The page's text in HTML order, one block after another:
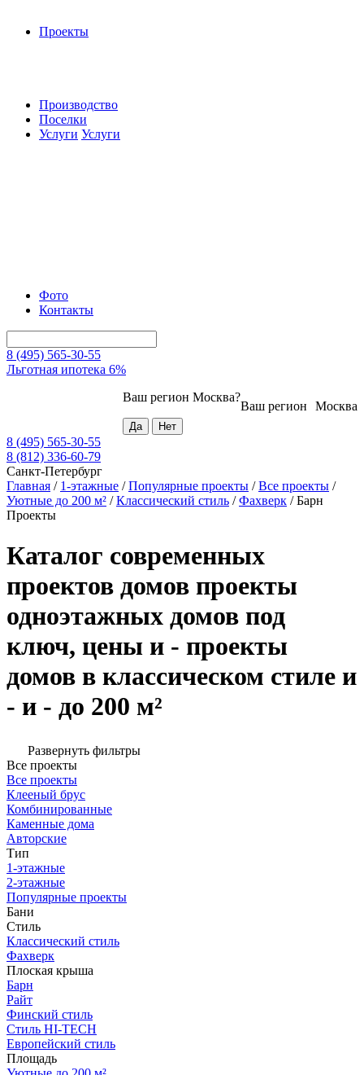
Проекты
Производство
Поселки
Услуги Услуги
Фото
Контакты
8 (495) 565-30-55
Льготная ипотека 6%
Москва
Ваш регион
Ваш регион Москва?
8 (495) 565-30-55
8 (812) 336-60-79
Санкт-Петербург
Главная / 1-этажные /Популярные проекты /Все проекты /
Уютные до 200 м² /Классический стиль /Фахверк /Барн
Проекты
Каталог современных
проектов домов проекты
одноэтажных домов под
ключ, цены и - проекты
домов в классическом стиле и
- и - до 200 м²
Развернуть фильтры
Все проекты
Все проекты
Клееный брус
Комбинированные
Каменные дома
Авторские
Тип
1-этажные
2-этажные
Популярные проекты
Бани
Стиль
Классический стиль
Фахверк
Плоская крыша
Барн
Райт
Финский стиль
Стиль HI-TECH
Европейский стиль
Площадь